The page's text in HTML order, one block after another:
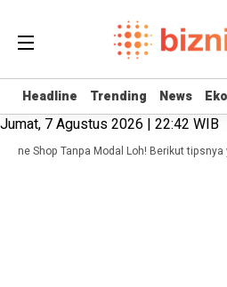
Headline Trending News
Headline Trending News
Jumat, 7 Agustus 2026 | 22:42 WIB
Shop Tanpa Modal Loh! Berikut tipsnya